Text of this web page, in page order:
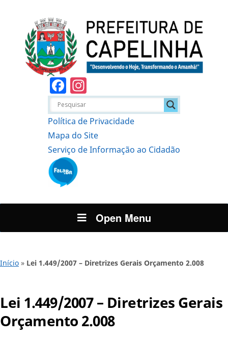
Facebook
Política de Privacidade
Mapa do Site
Serviço de Informação ao Cidadão
Open Menu
Início » Lei 1.449/2007 – Diretrizes Gerais Orçamento 2.008
Lei 1.449/2007 – Diretrizes Gerais
Orçamento 2.008